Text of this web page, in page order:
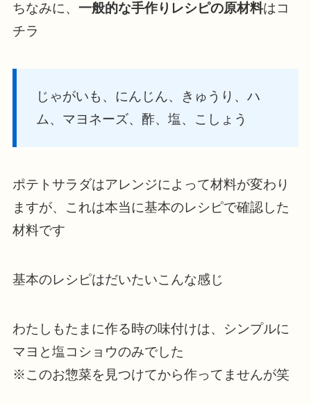
ちなみに、 一般的な手作りレシピの原材料はコ
チラ
じゃがいも、にんじん、きゅうり、ハ
ム、マヨネーズ、酢、塩、こしょう
ポテトサラダはアレンジによって材料が変わり
ますが、これは本当に基本のレシピで確認した
材料です
基本のレシピはだいたいこんな感じ
わたしもたまに作る時の味付けは、シンプルに
マヨと塩コショウのみでした
※このお惣菜を見つけてから作ってませんが笑